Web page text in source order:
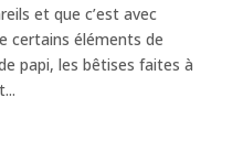
et que c’est avec
certains éléments de
papi, les bêtises faites à